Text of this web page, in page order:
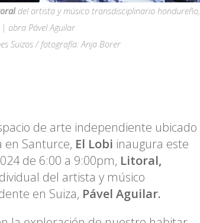
del artista y músico transdisciplinario hondureño,
obra Pável Aguilar
Suizos / fotografía: Anja Borer
de arte independiente ubicado
en Santurce, El Lobi inaugura este
de 6:00 a 9:00pm, Litoral,
del artista y músico
en Suiza, Pável Aguilar.